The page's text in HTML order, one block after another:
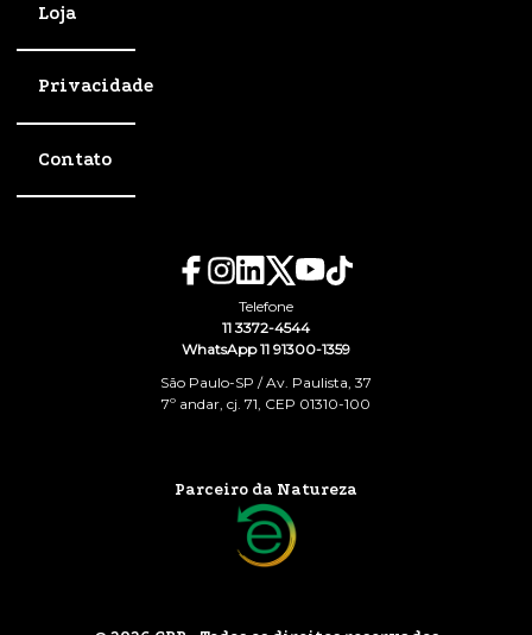
Loja
Privacidade
Contato
Telefone
11 3372-4544
WhatsApp 11 91300-1359
São Paulo-SP / Av. Paulista, 37
7º andar, cj. 71, CEP 01310-100
Parceiro da Natureza